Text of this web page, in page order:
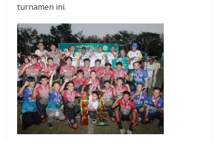
turnamen ini.